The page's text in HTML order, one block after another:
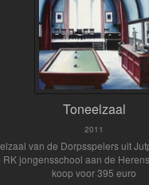
Toneelzaal
2011
van de Dorpsspelers uit
jongensschool aan de
koop voor 395 euro